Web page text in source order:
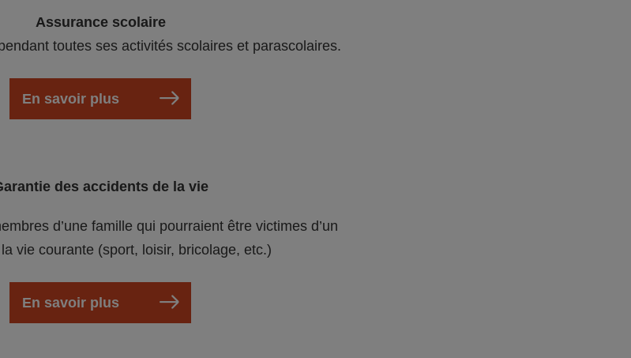
Assurance scolaire
toutes ses activités scolaires et parascolaires.
En savoir plus
des accidents de la vie
d’une famille qui pourraient être victimes d’un
vie courante (sport, loisir, bricolage, etc.)
En savoir plus